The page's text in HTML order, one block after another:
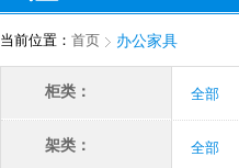
当前位置： 首页 办公家具
柜类： 全部
架类： 全部